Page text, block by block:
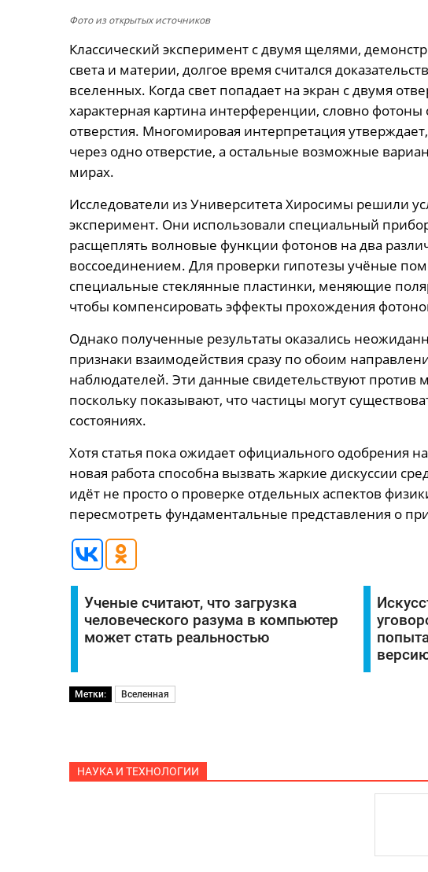
Фото из открытых источников
Классический эксперимент с двумя щелями,
света и материи, долгое время считался
вселенных. Когда свет попадает на экран с двумя
характерная картина интерференции, словно
отверстия. Многомировая интерпретация
через одно отверстие, а остальные возможные
мирах.
Исследователи из Университета Хиросимы решили
эксперимент. Они использовали специальный
расщеплять волновые функции фотонов на два
воссоединением. Для проверки гипотезы учёные
специальные стеклянные пластинки, меняющие
чтобы компенсировать эффекты прохождения
Однако полученные результаты оказались
признаки взаимодействия сразу по обоим
наблюдателей. Эти данные свидетельствуют против
поскольку показывают, что частицы могут
состояниях.
Хотя статья пока ожидает официального одобрения
новая работа способна вызвать жаркие дискуссии
идёт не просто о проверке отдельных аспектов
пересмотреть фундаментальные представления о
Ученые считают, что загрузка
человеческого разума в компьютер
может стать реальностью
Метки: Вселенная
НАУКА И ТЕХНОЛОГИИ